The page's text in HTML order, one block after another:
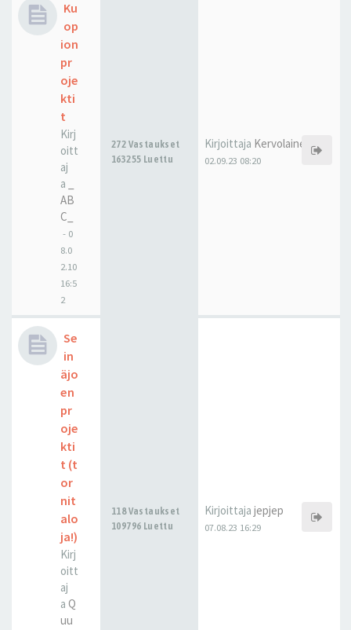
Ku
op
ion
pr
oje
kti
t
Kirj
oitt
aj
a
AB
C_
- 0
8.0
2.10
16:5
2
272 Vastaukset
163255 Luettu
Kirjoittaja Kervolainen
02.09.23 08:20
Se
in
äjo
en
pr
oje
kti
t (t
or
nit
alo
ja!)
Kirj
oitt
aj
a Q
uu
118 Vastaukset
109796 Luettu
Kirjoittaja jepjep
07.08.23 16:29